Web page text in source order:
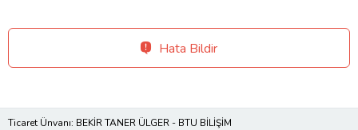
Hata Bildir
Ticaret Ünvanı: BEKİR TANER ÜLGER - BTU BİLİŞİM